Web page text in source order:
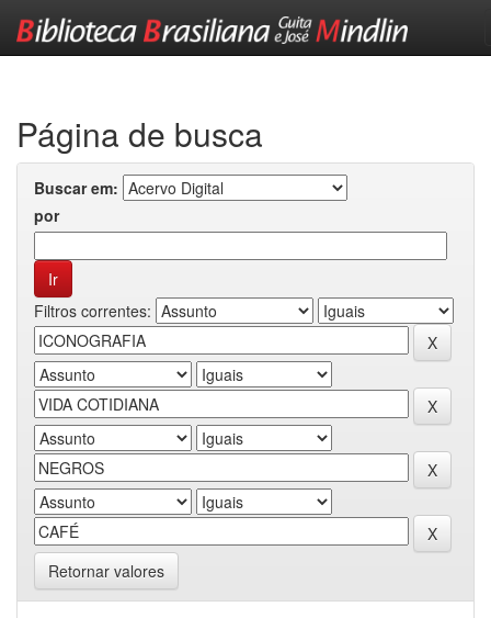
Página de busca
Buscar em:
por
Filtros correntes:
Retornar valores